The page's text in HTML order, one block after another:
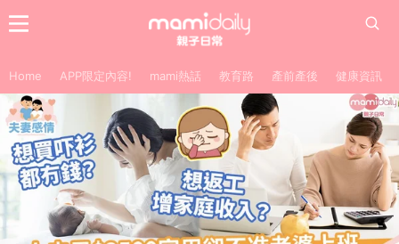
Home APP限定內容! mami熱話 教育路 產前產後 健康資訊